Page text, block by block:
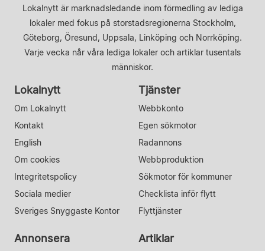
Lokalnytt är marknadsledande inom förmedling av lediga
lokaler med fokus på storstadsregionerna Stockholm,
Göteborg, Öresund, Uppsala, Linköping och Norrköping.
Varje vecka når våra lediga lokaler och artiklar tusentals
människor.
Lokalnytt
Om Lokalnytt
Kontakt
English
Om cookies
Integritetspolicy
Sociala medier
Sveriges Snyggaste Kontor
Tjänster
Webbkonto
Egen sökmotor
Radannons
Webbproduktion
Sökmotor för kommuner
Checklista inför flytt
Flyttjänster
Annonsera Artiklar